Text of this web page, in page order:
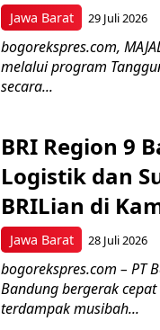
Jawa Barat 29 Juli 2026
bogorekspres.com,
melalui program
secara...
Jawa Barat
BRI Region 9
Logistik dan
BRILian di
28 Juli 2026
bogorekspres.com – PT
Bandung bergerak
terdampak musibah...